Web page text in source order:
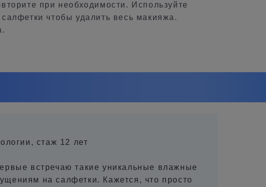
при необходимости. Используйте
чтобы удалить весь макияжа.
стаж 12 лет
встречаю такие уникальные влажные
на салфетки. Кажется, что просто